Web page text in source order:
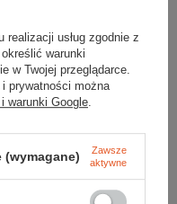
nie mamy w
formularza i
Aby móc to zrobić musisz
usług zgodnie z
określić warunki
w Twojej przeglądarce.
prywatności można
warunki Google
Zawsze
aktywne